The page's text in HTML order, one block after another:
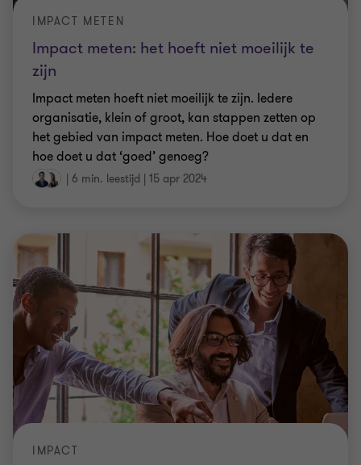
Impact meten: het hoeft niet moeilijk te
zijn
IMPACT METEN
Impact meten hoeft niet moeilijk te zijn. Iedere
organisatie, klein of groot, kan stappen zetten op
het gebied van impact meten. Hoe doet u dat en
hoe doet u dat ‘goed’ genoeg?
| 6 min. leestijd | 15 apr 2024
IMPACT